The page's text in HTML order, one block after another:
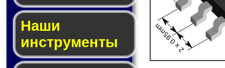
Наши
инструменты
2 x 0.95mm